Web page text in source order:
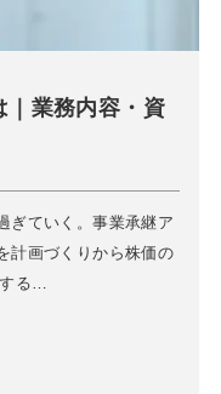
｜業務内容・資
ぎていく。事業承継ア
計画づくりから株価の
る…